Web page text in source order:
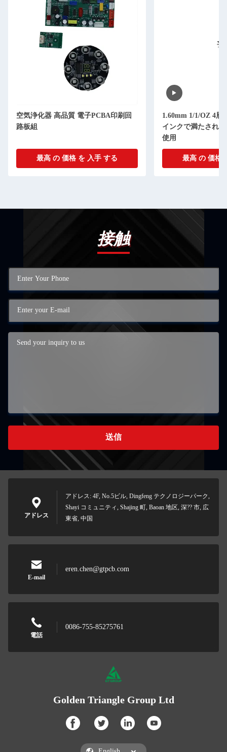
空気浄化器 高品質 電子PCBA印刷回
路板組
最高 の 価格 を 入手 する
1.60mm 1/1/OZ 4層
インクで満たされ
使用
最高 の 価格
接触
送信
アドレス
アドレス: 4F, No.5ビル, Dingfeng テクノロジーパーク,
Shayi コミュニティ, Shajing 町, Baoan 地区, 深?? 市, 広
東省, 中国
E-mail
eren.chen@gtpcb.com
電話
0086-755-85275761
Golden Triangle Group Ltd